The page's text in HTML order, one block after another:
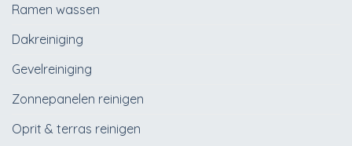
Ramen wassen
Dakreiniging
Gevelreiniging
Zonnepanelen reinigen
Oprit & terras reinigen